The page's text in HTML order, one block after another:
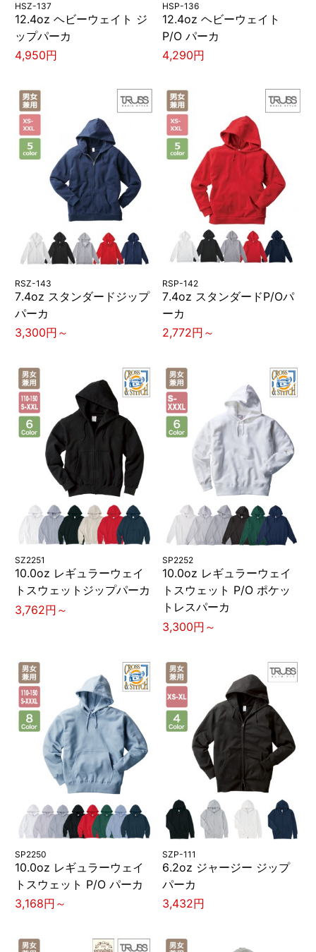
HSZ-137
12.4oz ヘビーウェイト ジ
ップパーカ
4,950円
HSP-136
12.4oz ヘビーウェイト
P/O パーカ
4,290円
RSZ-143
7.4oz スタンダードジップ
パーカ
3,300円～
RSP-142
7.4oz スタンダードP/Oパ
ーカ
2,772円～
SZ2251
10.0oz レギュラーウェイ
トスウェットジップパーカ
3,762円～
SP2252
10.0oz レギュラーウェイ
トスウェット P/O ポケッ
トレスパーカ
3,300円～
SP2250
10.0oz レギュラーウェイ
トスウェット P/O パーカ
3,168円～
SZP-111
6.2oz ジャージー ジップ
パーカ
3,432円